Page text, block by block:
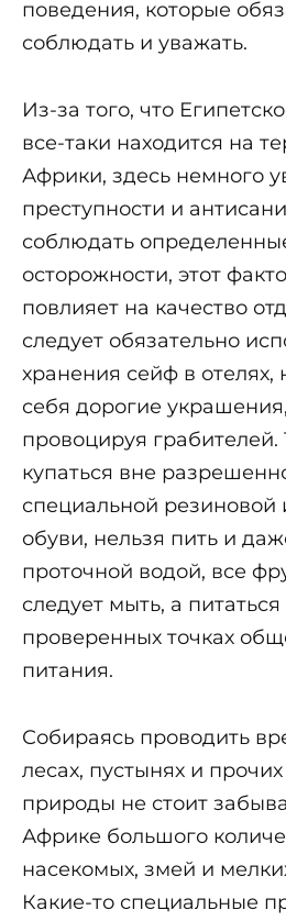
поведения, которые
соблюдать и уважать.
Из-за того, что
все-таки находится на
Африки, здесь немного
преступности и
соблюдать
осторожности, этот
повлияет на качество
следует обязательно
хранения сейф в отелях,
себя дорогие
провоцируя грабителей.
купаться вне
специальной резиновой
обуви, нельзя пить и
проточной водой, все
следует мыть, а
проверенных точках
питания.
Собираясь проводить
лесах, пустынях и
природы не стоит
Африке большого
насекомых, змей и
Какие-то специальные